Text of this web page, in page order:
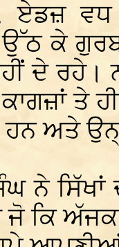
ਏਡਜ਼ ਵਧ
ਕੇ
ਦੇ
ਕਾਗਜ਼ਾਂ ਤੇ
ਹਨ ਅਤੇ
ਨੇ ਸਿੱਖਾਂ
ਜੋ ਕਿ